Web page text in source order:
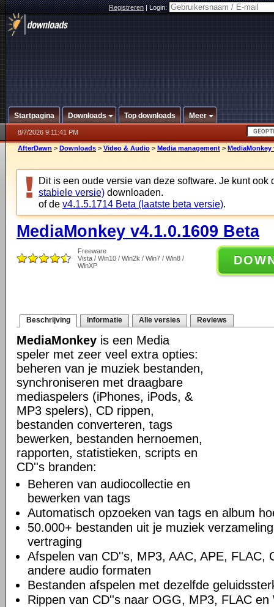
Registreren|Login:
Startpagina Downloads Top downloads Meer
8/7/2026 9:11:41 PM
AfterDawn > Downloads > Video & Audio > Media management > MediaMonkey
Dit is een oude versie van deze software. Je kunt ook
stabiele versie) downloaden.
of de v4.1.5.1714 Beta (laatste beta versie).
MediaMonkey v4.1.0.1609 Beta
Freeware
Vista / Win10 / Win2k / Win7 / Win8 /
WinXP
Beschrijving Informatie Alle versies Reviews
MediaMonkey is een Media
speler met zeer veel extra opties:
beheren van je muziek bestanden,
synchroniseren met draagbare
mediaspelers (iPhones, iPods, &
MP3 spelers), CD rippen,
bestanden converteren, tags
bewerken, bestanden hernoemen,
rapporten, statistieken, scripts en
CD''s branden:
Beheren van audiocollectie en
bewerken van tags
Automatisch opzoeken van tags en album
50.000+ bestanden uit je muziek
vertraging
Afspelen van CD''s, MP3, AAC, APE, FLAC,
andere audio formaten
Bestanden afspelen met dezelfde
Rippen van CD''s naar OGG, MP3, FLAC en